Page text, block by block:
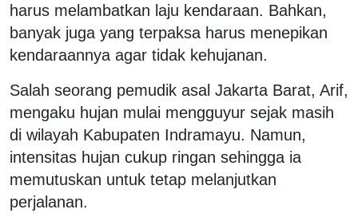
harus melambatkan laju kendaraan. Bahkan,
banyak juga yang terpaksa harus menepikan
kendaraannya agar tidak kehujanan.
Salah seorang pemudik asal Jakarta Barat, Arif,
mengaku hujan mulai mengguyur sejak masih
di wilayah Kabupaten Indramayu. Namun,
intensitas hujan cukup ringan sehingga ia
memutuskan untuk tetap melanjutkan
perjalanan.